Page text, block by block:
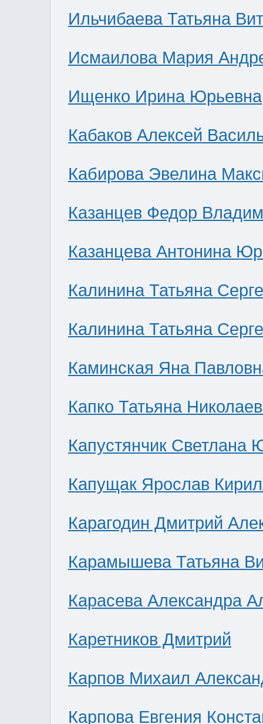
Ильчибаева Татьяна
Исмаилова Мария
Ищенко Ирина Юрьевна
Кабаков Алексей
Кабирова Эвелина
Казанцев Федор
Казанцева Антонина
Калинина Татьяна
Калинина Татьяна
Каминская Яна
Капко Татьяна
Капустянчик Светлана
Капущак Ярослав
Карагодин Дмитрий
Карамышева Татьяна
Карасева Александра
Каретников Дмитрий
Карпов Михаил
Карпова Евгения